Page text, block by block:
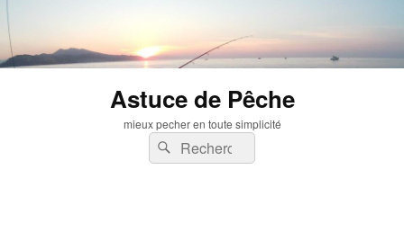
Astuce de Pêche
mieux pecher en toute simplicité
Recherche :
Rechercher